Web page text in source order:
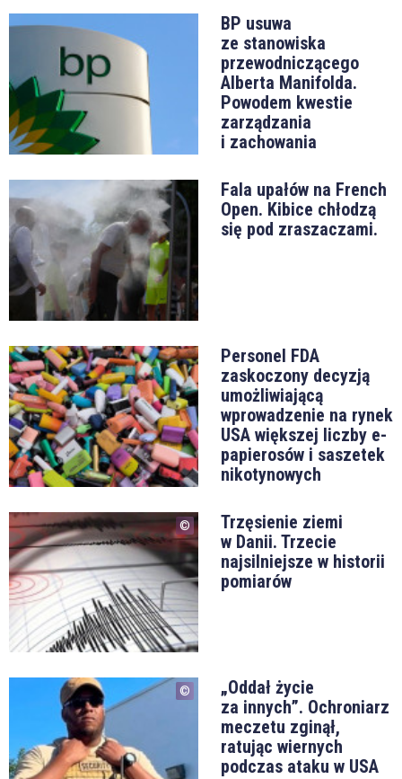
BP usuwa
ze stanowiska
przewodniczącego
Alberta Manifolda.
Powodem kwestie
zarządzania
i zachowania
Fala upałów na French
Open. Kibice chłodzą
się pod zraszaczami.
Personel FDA
zaskoczony decyzją
umożliwiającą
wprowadzenie na rynek
USA większej liczby e-
papierosów i saszetek
nikotynowych
Trzęsienie ziemi
w Danii. Trzecie
najsilniejsze w historii
pomiarów
„Oddał życie
za innych”. Ochroniarz
meczetu zginął,
ratując wiernych
podczas ataku w USA